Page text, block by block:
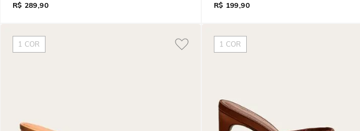
R$ 289,90 R$ 199,90
1 COR 1 COR